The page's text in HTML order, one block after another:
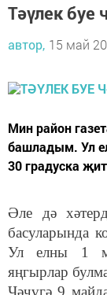
Тәүлек буе
автор, 15 май
Мин район
башладым. Ул
30 градуска
Әле дә
басуларында
Ул елны 1
яңгырлар
Чәчүгә 9